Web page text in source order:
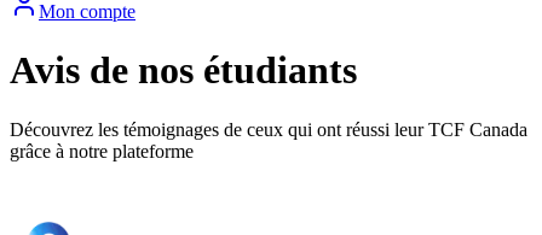
Mon compte
Avis de nos étudiants
Découvrez les témoignages de ceux qui ont réussi leur TCF Canada
grâce à notre plateforme